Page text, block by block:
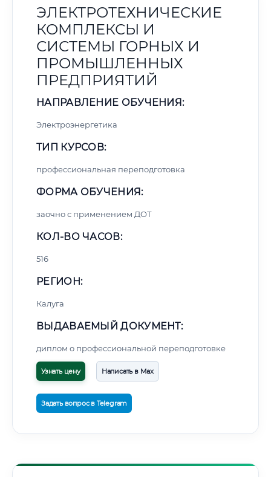
ЭЛЕКТРОТЕХНИЧЕСКИЕ
КОМПЛЕКСЫ И
СИСТЕМЫ ГОРНЫХ И
ПРОМЫШЛЕННЫХ
ПРЕДПРИЯТИЙ
НАПРАВЛЕНИЕ ОБУЧЕНИЯ:
Электроэнергетика
ТИП КУРСОВ:
профессиональная переподготовка
ФОРМА ОБУЧЕНИЯ:
заочно с применением ДОТ
КОЛ-ВО ЧАСОВ:
516
РЕГИОН:
Калуга
ВЫДАВАЕМЫЙ ДОКУМЕНТ:
диплом о профессиональной переподготовке
Узнать цену Написать в Max
Задать вопрос в Telegram